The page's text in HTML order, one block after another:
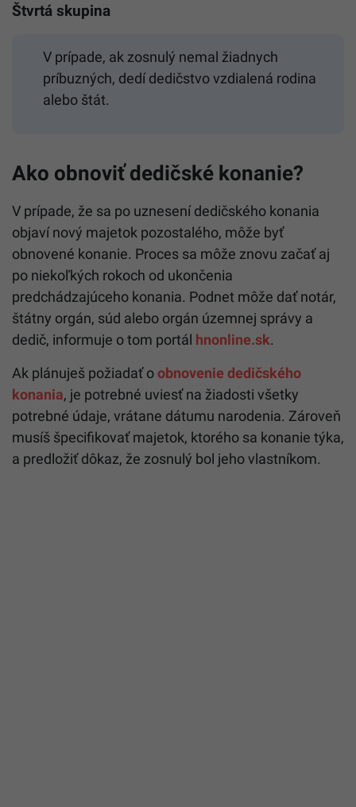
Štvrtá skupina
V prípade, ak zosnulý nemal žiadnych
príbuzných, dedí dedičstvo vzdialená rodina
alebo štát.
Ako obnoviť dedičské konanie?
V prípade, že sa po uznesení dedičského konania
objaví nový majetok pozostalého, môže byť
obnovené konanie. Proces sa môže znovu začať aj
po niekoľkých rokoch od ukončenia
predchádzajúceho konania. Podnet môže dať notár,
štátny orgán, súd alebo orgán územnej správy a
dedič, informuje o tom portál hnonline.sk.
Ak plánuješ požiadať oobnovenie dedičského
konania, je potrebné uviesť na žiadosti všetky
potrebné údaje, vrátane dátumu narodenia. Zároveň
musíš špecifikovať majetok, ktorého sa konanie týka,
a predložiť dôkaz, že zosnulý bol jeho vlastníkom.